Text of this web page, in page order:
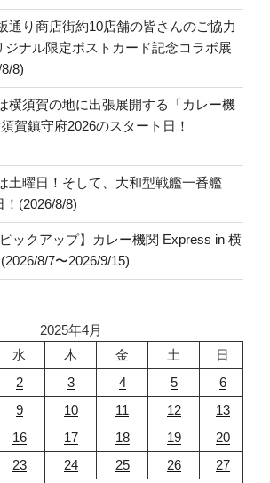
通り商店街約10店舗の皆さんのご協力
ジナル限定ポストカード記念コラボ展
8)
横須賀の地に出張展開する「カレー機
賀鎮守府2026のスタート日！
土曜日！そして、大和型戦艦一番艦
！(2026/8/8)
ックアップ】カレー機関 Express in 横
8/7〜2026/9/15)
2025年4月
水 木 金 土
日
2 3 4 5
6
9 10 11 12
13
16 17 18 19
20
23 24 25 26
27